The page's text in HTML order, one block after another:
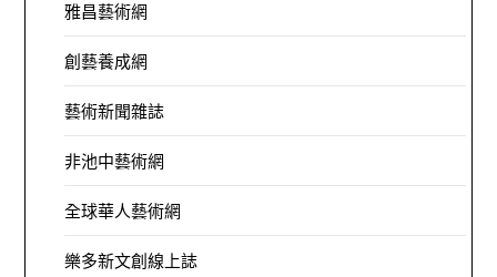
雅昌藝術網
創藝養成網
藝術新聞雜誌
非池中藝術網
全球華人藝術網
樂多新文創線上誌